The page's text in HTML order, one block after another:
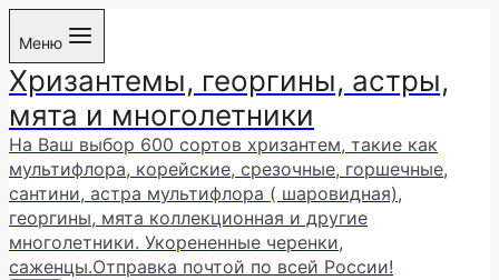
Перейти
содержимому
Меню
Хризантемы, георгины, астры,
мята и многолетники
На Ваш выбор 600 сортов хризантем, такие как
мультифлора, корейские, срезочные, горшечные,
сантини, астра мультифлора ( шаровидная),
георгины, мята коллекционная и другие
многолетники. Укорененные черенки,
саженцы.Отправка почтой по всей России!